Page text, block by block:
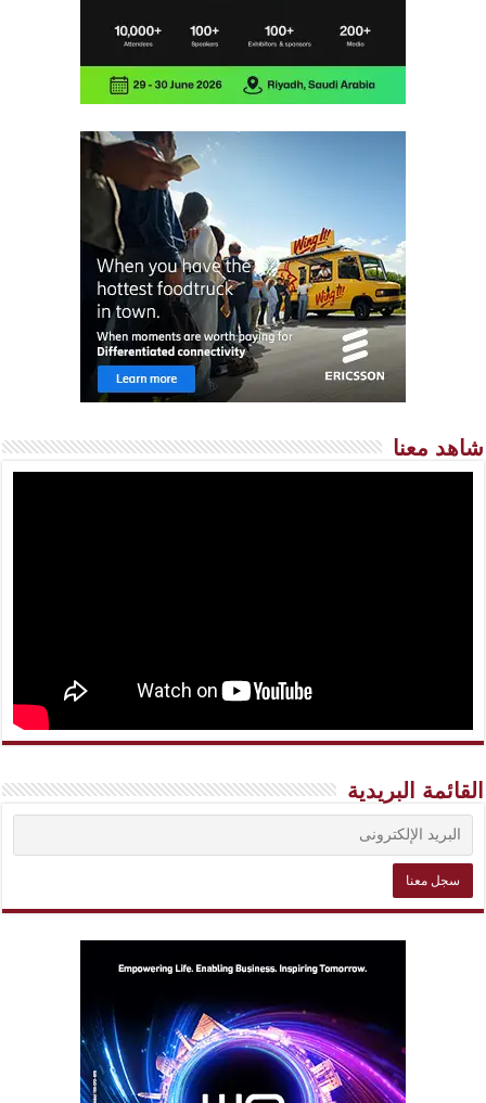
شاهد معنا
القائمة البريدية